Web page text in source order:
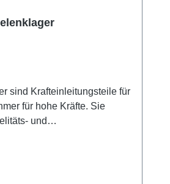
sind Krafteinleitungsteile für
für hohe Kräfte. Sie
und